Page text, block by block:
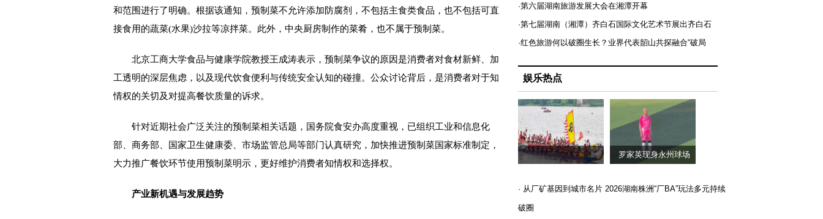
和范围进行了明确。根据该通知，预制菜不允许添加防腐剂，不包括主食类食品，也不包括可直
接食用的蔬菜(水果)沙拉等凉拌菜。此外，中央厨房制作的菜肴，也不属于预制菜。
北京工商大学食品与健康学院教授王成涛表示，预制菜争议的原因是消费者对食材新鲜、加
工透明的深层焦虑，以及现代饮食便利与传统安全认知的碰撞。公众讨论背后，是消费者对于知
情权的关切及对提高餐饮质量的诉求。
针对近期社会广泛关注的预制菜相关话题，国务院食安办高度重视，已组织工业和信息化
部、商务部、国家卫生健康委、市场监管总局等部门认真研究，加快推进预制菜国家标准制定，
大力推广餐饮环节使用预制菜明示，更好维护消费者知情权和选择权。
产业新机遇与发展趋势
·第六届湖南旅游发展大会在湘潭开幕
·第七届湖南（湘潭）齐白石国际文化艺术节展出齐白石
·红色旅游何以破圈生长？业界代表韶山共探融合“破局
娱乐热点
罗家英现身永州球场
· 从厂矿基因到城市名片 2026湖南株洲“厂BA”玩法多元持续
破圈